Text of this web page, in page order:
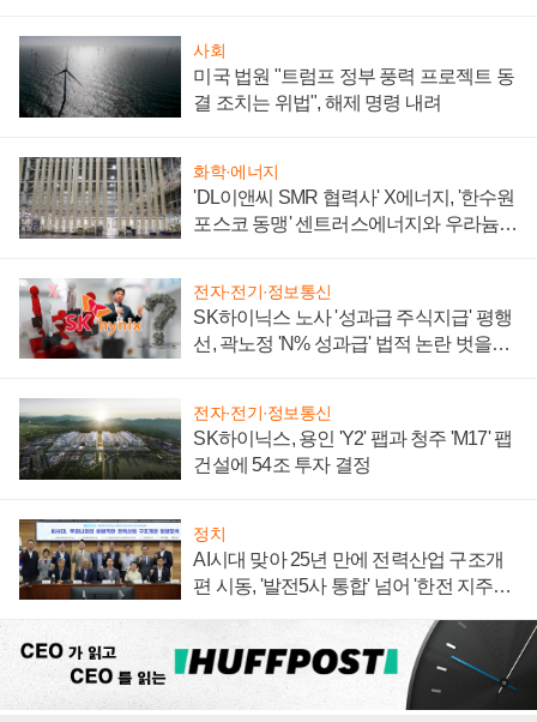
사회
미국 법원 "트럼프 정부 풍력 프로젝트 동
결 조치는 위법", 해제 명령 내려
화학·에너지
'DL이앤씨 SMR 협력사' X에너지, '한수원
포스코 동맹' 센트러스에너지와 우라늄
전자·전기·정보통신
SK하이닉스 노사 '성과급 주식지급' 평행
선, 곽노정 'N% 성과급' 법적 논란 벗을지
전자·전기·정보통신
SK하이닉스, 용인 'Y2' 팹과 청주 'M17' 팹
건설에 54조 투자 결정
정치
AI시대 맞아 25년 만에 전력산업 구조개
편 시동, '발전5사 통합' 넘어 '한전 지주사'